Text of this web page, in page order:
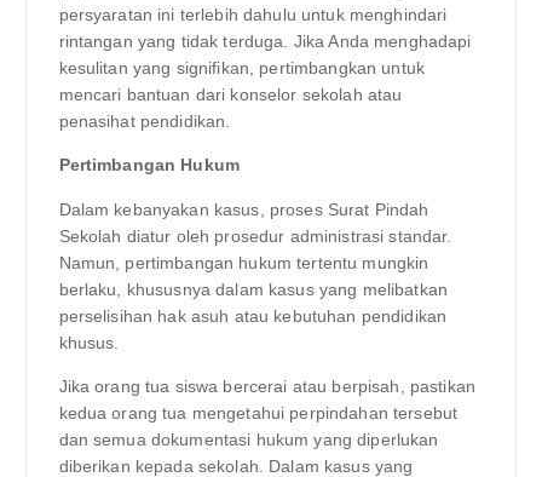
persyaratan ini terlebih dahulu untuk menghindari
rintangan yang tidak terduga. Jika Anda menghadapi
kesulitan yang signifikan, pertimbangkan untuk
mencari bantuan dari konselor sekolah atau
penasihat pendidikan.
Pertimbangan Hukum
Dalam kebanyakan kasus, proses Surat Pindah
Sekolah diatur oleh prosedur administrasi standar.
Namun, pertimbangan hukum tertentu mungkin
berlaku, khususnya dalam kasus yang melibatkan
perselisihan hak asuh atau kebutuhan pendidikan
khusus.
Jika orang tua siswa bercerai atau berpisah, pastikan
kedua orang tua mengetahui perpindahan tersebut
dan semua dokumentasi hukum yang diperlukan
diberikan kepada sekolah. Dalam kasus yang